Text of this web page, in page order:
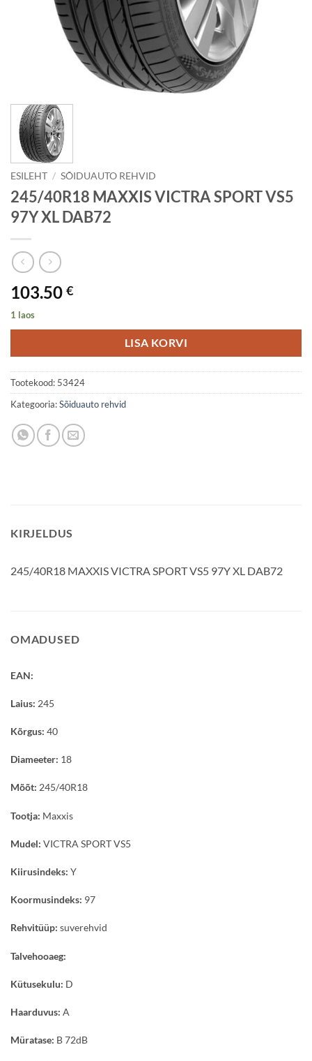
ESILEHT / SÕIDUAUTO REHVID
245/40R18 MAXXIS VICTRA SPORT VS5
97Y XL DAB72
103.50 €
1 laos
LISA KORVI
Tootekood: 53424
Kategooria:Sõiduauto rehvid
KIRJELDUS
245/40R18 MAXXIS VICTRA SPORT VS5 97Y XL DAB72
OMADUSED
EAN:
Laius: 245
Kõrgus: 40
Diameeter: 18
Mõõt: 245/40R18
Tootja: Maxxis
Mudel: VICTRA SPORT VS5
Kiirusindeks: Y
Koormusindeks: 97
Rehvitüüp: suverehvid
Talvehooaeg:
Kütusekulu: D
Haarduvus: A
Müratase: B 72dB